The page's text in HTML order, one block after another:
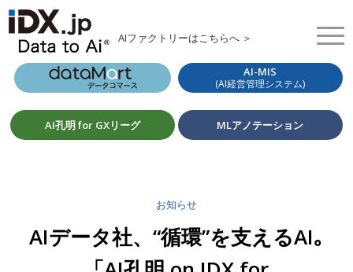
AIファクトリーはこちらへ ＞
AI-MIS
(AI経営管理システム)
AI孔明 for GXリーグ MLアノテーション
お知らせ
AIデータ社、“循環”を支えるAI｡